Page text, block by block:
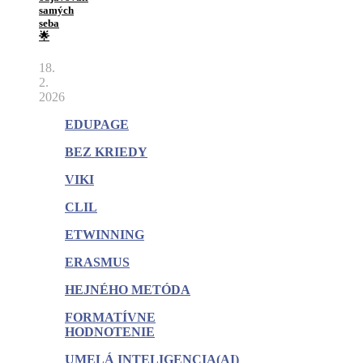
samých
seba
🌟
18.
2.
2026
EDUPAGE
BEZ KRIEDY
VIKI
CLIL
ETWINNING
ERASMUS
HEJNÉHO METÓDA
FORMATÍVNE
HODNOTENIE
UMELÁ INTELIGENCIA(AI)